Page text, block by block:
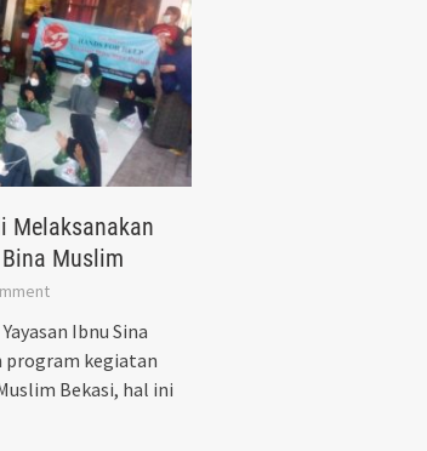
Melaksanakan
Muslim
Ibnu Sina
program kegiatan
Bekasi, hal ini